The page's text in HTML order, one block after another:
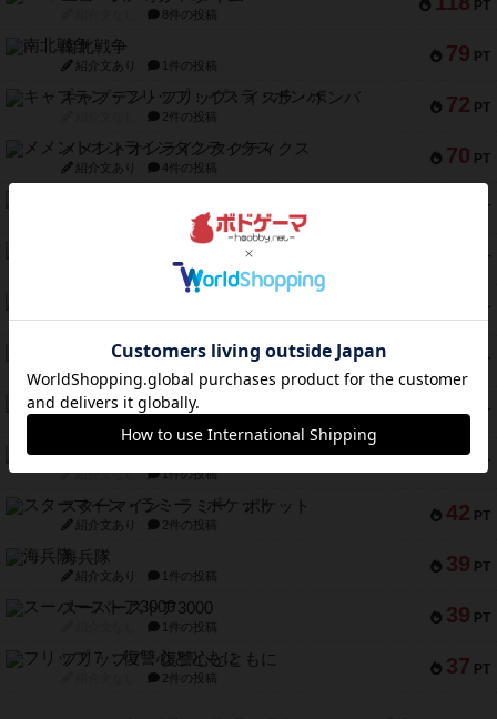
PT
8件の投稿
79 PT
南北戦争
紹介文あり 1件の投稿
72 PT
キャプテン・フリップ：イスラ・ボンバ
2件の投稿
70 PT
メメントオンラインタクティクス
紹介文あり 4件の投稿
PT
1件の投稿
PT
1件の投稿
PT
紹介文あり 1件の投稿
PT
ふたつの街の物語
紹介文あり 18件の投稿
50 PT
クランク! ：冒険者たち（拡張）
42 PT
とうほうの！
紹介文なし 1件の投稿
42 PT
スターマイン・ラミー ポケット
紹介文あり 2件の投稿
39 PT
海兵隊
紹介文あり 1件の投稿
39 PT
スーパーストア3000
1件の投稿
37 PT
フリップ７：復讐心とともに
2件の投稿